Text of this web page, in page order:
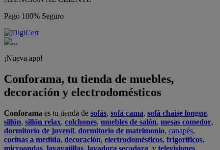
Pago 100% Seguro
¡Nueva app!
Conforama, tu tienda de muebles,
decoración y electrodomésticos
Conforama es tu tienda de sofás, sofá cama, sofá chaise longue,
sillón, sillón relax, colchones, muebles de salón, mesas comedor,
dormitorio de juvenil, dormitorio de matrimonio, canapés,
cocinas a medida, decoración, electrodomésticos, frigoríficos,
microondas, lavavajillas, lavadora secadora, y televisiones.